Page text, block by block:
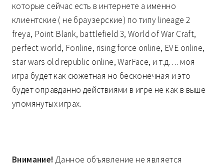
которые сейчас есть в интернете а именно
клиентские ( не браузерские) по типу lineage 2
freya, Point Blank, battlefield 3, World of War Craft,
perfect world, Fonline, rising force online, EVE online,
star wars old republic online, WarFace, и т.д…. моя
игра будет как сюжетная но бесконечная и это
будет оправданно действиями в игре не как в выше
упомянутых играх.
Внимание! Данное объявление не является